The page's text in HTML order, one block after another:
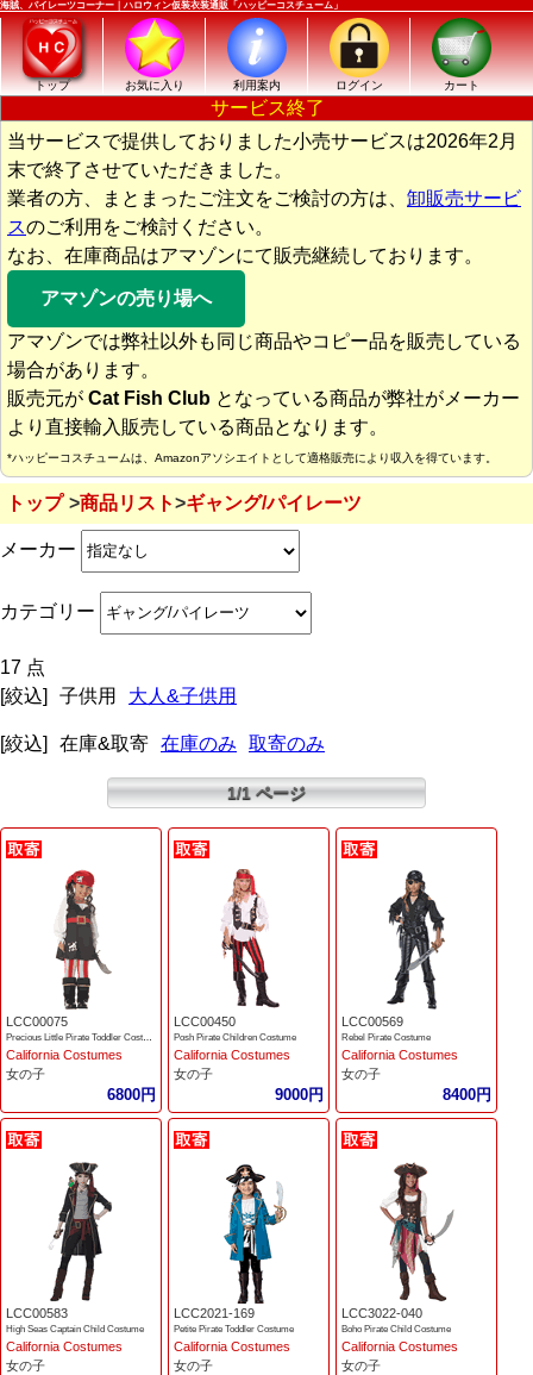
海賊、パイレーツコーナー｜ハロウィン仮装衣装通販「ハッピーコスチューム」
トップ お気に入り 利用案内 ログイン カート
サービス終了
当サービスで提供しておりました小売サービスは2026年2月
末で終了させていただきました。
業者の方、まとまったご注文をご検討の方は、 卸販売サービ
スのご利用をご検討ください。
なお、在庫商品はアマゾンにて販売継続しております。
アマゾンの売り場へ
アマゾンでは弊社以外も同じ商品やコピー品を販売している
場合があります。
販売元が Cat Fish Club となっている商品が弊社がメーカー
より直接輸入販売している商品となります。
*ハッピーコスチュームは、Amazonアソシエイトとして適格販売により収入を得ています。
トップ 商品リスト ギャング/パイレーツ
メーカー
カテゴリー
17 点
[絞込]
子供用 大人&子供用
[絞込] 在庫&取寄 在庫のみ 取寄のみ
1/1 ページ
LCC00075
Precious Little Pirate Toddler Costume
California Costumes
女の子
6800円
LCC00450
Posh Pirate Children Costume
California Costumes
女の子
9000円
LCC00569
Rebel Pirate Costume
California Costumes
女の子
8400円
LCC00583
High Seas Captain Child Costume
California Costumes
女の子
LCC2021-169
Petite Pirate Toddler Costume
California Costumes
女の子
LCC3022-040
Boho Pirate Child Costume
California Costumes
女の子